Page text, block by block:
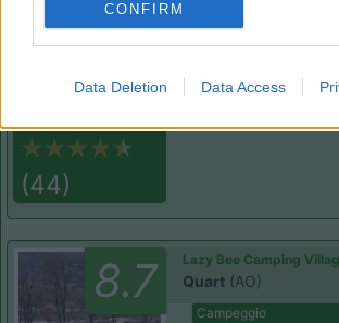
CONFIRM
Data Deletion Data Access
8.7
(44)
Cogne(AO)
8.7 Lazy Bee Camping
Quart (AO)
Campeggio